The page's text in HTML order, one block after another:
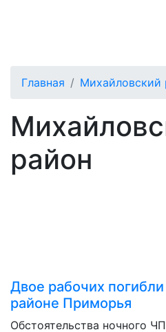
Главная Михайловский
район
Двое рабочих
районе Приморья
Обстоятельства ночного